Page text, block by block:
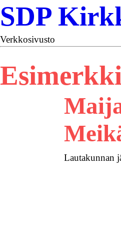
SDP
Verkkosivusto
Lautakunnan